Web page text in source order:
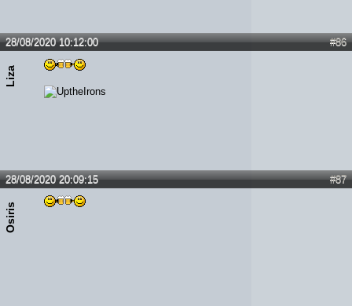
#86
28/08/2020 10:12:00
Liza
#87
28/08/2020 20:09:15
Osiris